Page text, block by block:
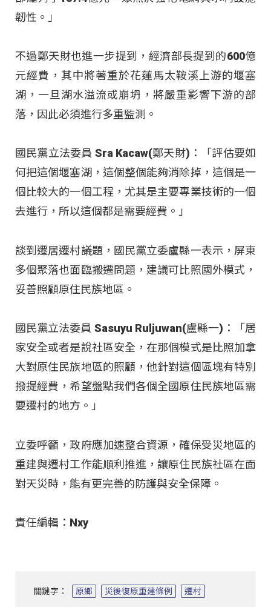
韌性。」
不過鄭天財也進一步提到，經濟部長提到的600億
元經費，其中將著重於花蓮馬太鞍溪上游的堰塞
湖，一旦湖水溢流或崩坍，將嚴重影響下游的部
落，因此必須進行多重監測。
國民黨立法委員 Sra Kacaw(鄭天財)：「評估要如
何把這個堰塞湖，這個整個能夠消除掉，這個是一
個比較大的一個工程，尤其是主要專業技術的一個
去進行，所以這個都是需要經費。」
談到遷居遷村議題，國民黨立委盧縣一表示，屏東
多個聚落也面臨搬遷問題，建議可比照國外模式，
妥善照顧原住民族地區。
國民黨立法委員 Sasuyu Ruljuwan(盧縣一)：「居
家安全或者是說社區安全，在那個模式是比照加拿
大對原住民族地區的照顧，他針對這個區塊有特別
撥提經費，希望盤點我們各個全國原住民族地區需
要遷村的地方。」
立委呼籲，政府應加速整合資源，確保受災地區的
重建與遷村工作能順利推進，讓原住民族社區在面
對天災時，能有更完善的防護與安全保障。
責任編輯：Nxy
關鍵字： 原鄉 災後復原重建條例 遷村